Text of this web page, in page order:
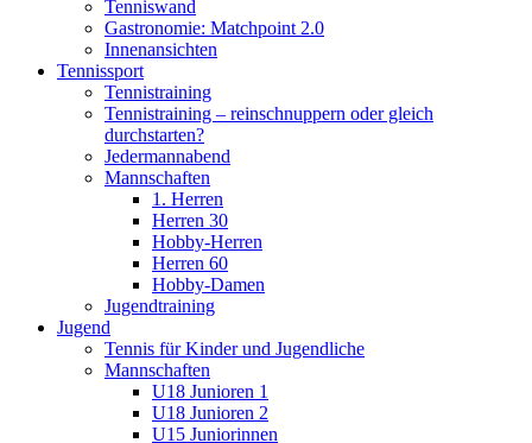
Tenniswand
Gastronomie: Matchpoint 2.0
Innenansichten
Tennissport
Tennistraining
Tennistraining – reinschnuppern oder gleich
durchstarten?
Jedermannabend
Mannschaften
1. Herren
Herren 30
Hobby-Herren
Herren 60
Hobby-Damen
Jugendtraining
Jugend
Tennis für Kinder und Jugendliche
Mannschaften
U18 Junioren 1
U18 Junioren 2
U15 Juniorinnen